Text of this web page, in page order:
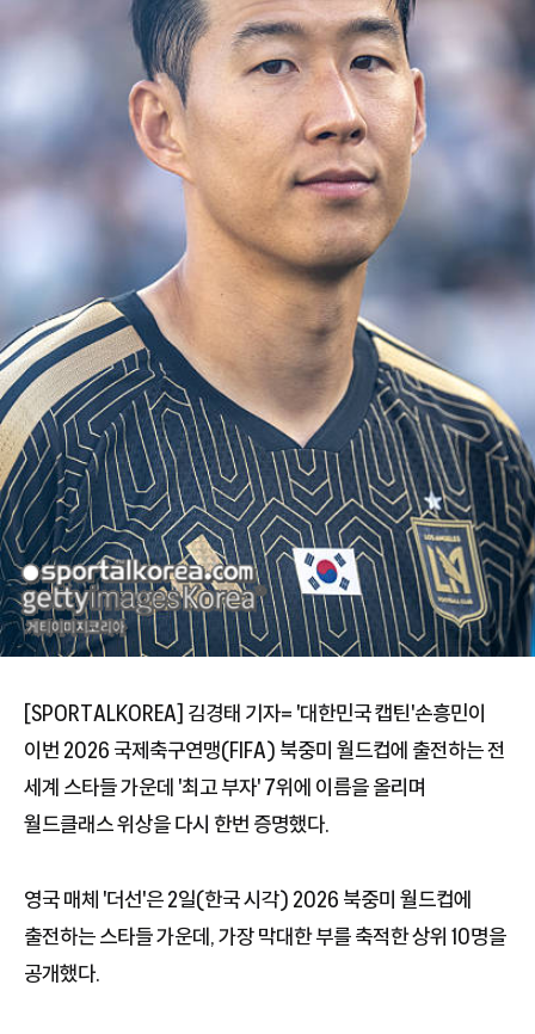
[SPORTALKOREA] 김경태 기자= '대한민국 캡틴'손흥민이
이번 2026 국제축구연맹(FIFA) 북중미 월드컵에 출전하는 전
세계 스타들 가운데 '최고 부자' 7위에 이름을 올리며
월드클래스 위상을 다시 한번 증명했다.
영국 매체 '더선'은 2일(한국 시각) 2026 북중미 월드컵에
출전하는 스타들 가운데, 가장 막대한 부를 축적한 상위 10명을
공개했다.